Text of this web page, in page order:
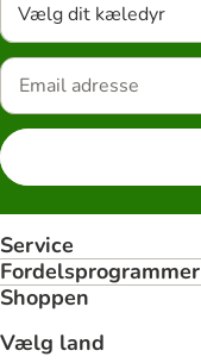
Vælg dit kæledyr
Service
Fordelsprogrammer
Shoppen
Vælg land